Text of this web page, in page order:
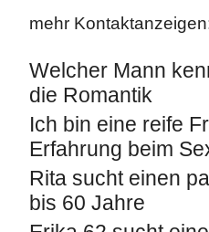
mehr
Welcher Mann
die Romantik
Ich bin eine reife
Erfahrung beim
Rita sucht einen
bis 60 Jahre